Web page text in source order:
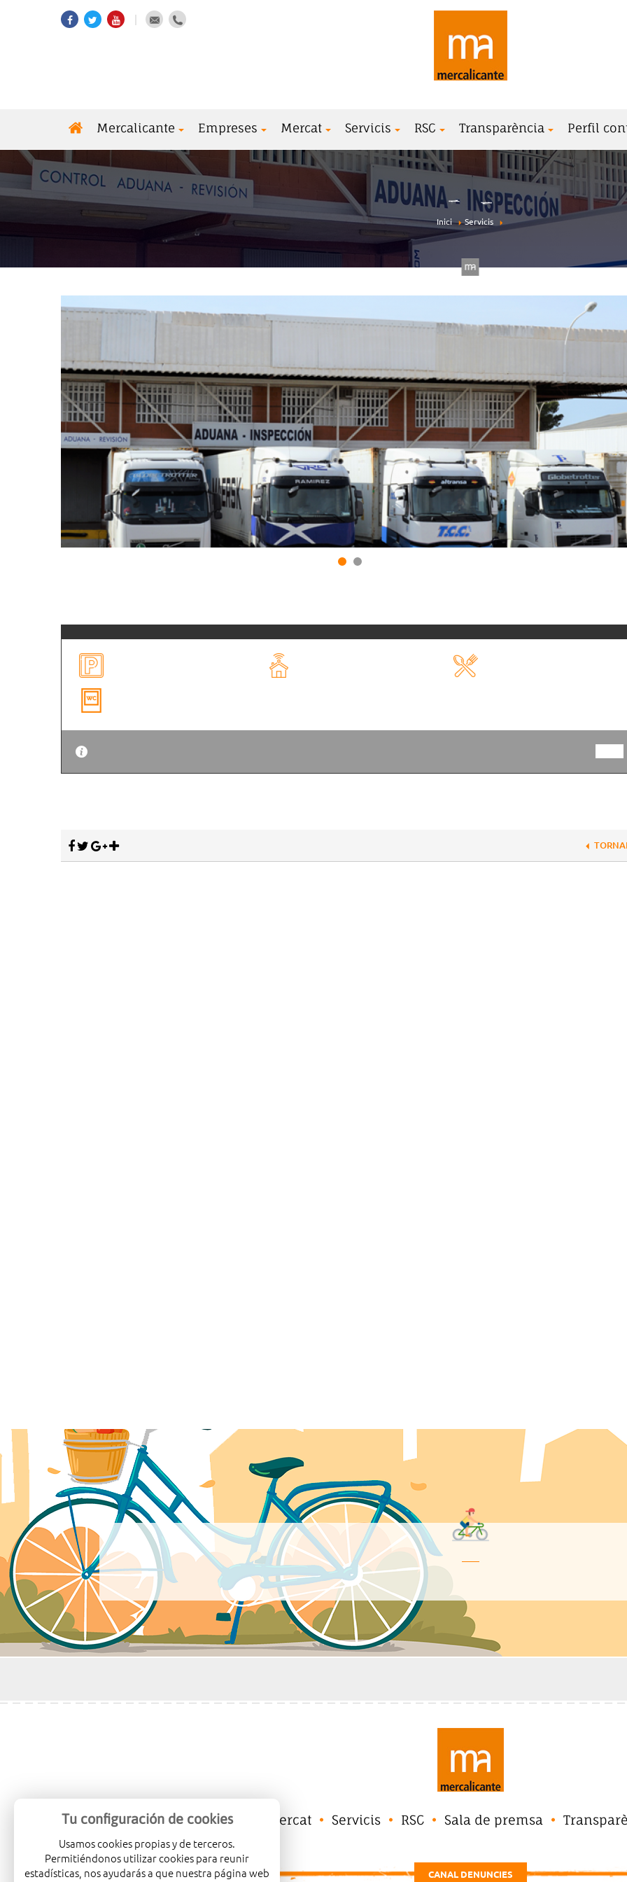
Mercalicante Empreses Mercat Servicis RSC Transparència Perfil
Inici Servicis
Mercalicante Empreses Mercat Servicis RSC Sala de premsa
CANAL DENUNCIES
Tu configuración de cookies
Usamos cookies propias y de terceros.
Permitiéndonos utilizar cookies para reunir
estadísticas, nos ayudarás a que nuestra página web